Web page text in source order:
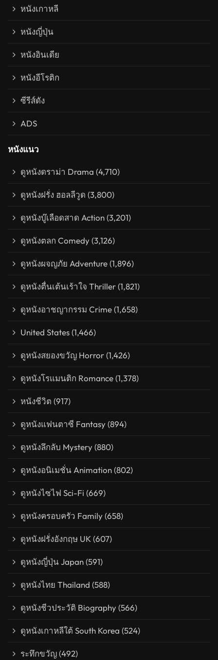
หนังเกาหลี
หนังญี่ปุ่น
หนังอินเดีย
หนังอีโรติก
ซีรีส์ดัง
ADS
หนังแนว
ดูหนังดราม่า Drama (4,710)
ดูหนังฝรั่ง ฮอลลีวูด (3,800)
ดูหนังบู๊เลือดสาด Action(3,201)
ดูหนังตลก Comedy(3,126)
ดูหนังผจญภัย Adventure(1,896)
ดูหนังตื่นเต้นเร้าใจ Thriller(1,821)
ดูหนังอาชญากรรม Crime(1,658)
United States(1,466)
ดูหนังสยองขวัญ Horror(1,426)
ดูหนังโรแมนติก Romance(1,378)
หนังชีวิต (917)
ดูหนังแฟนตาซี Fantasy(894)
ดูหนังลึกลับ Mystery(880)
ดูหนังอนิเมชั่น Animation(802)
ดูหนังไซไฟ Sci-Fi (669)
ดูหนังครอบครัว Family(658)
ดูหนังฝรั่งอังกฤษ UK(607)
ดูหนังญี่ปุ่น Japan(591)
ดูหนังไทย Thailand (588)
ดูหนังชีวประวัติ Biography(566)
ดูหนังเกาหลีใต้ South Korea (524)
ระทึกขวัญ(492)